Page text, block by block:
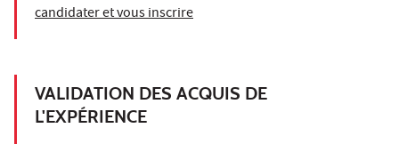
candidater et vous inscrire
VALIDATION DES ACQUIS DE
L'EXPÉRIENCE